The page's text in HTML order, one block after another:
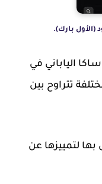
بارك).
الياباني في
2 بأسعار مختلفة تتراوح بين
لتمييزها عن